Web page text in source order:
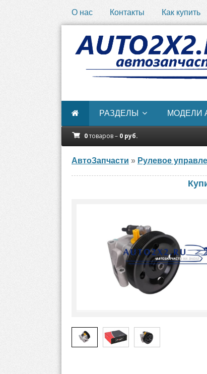
О нас Контакты Как купить
РАЗДЕЛЫ МОДЕЛИ
0товаров – 0 руб.
АвтоЗапчасти » Рулевое